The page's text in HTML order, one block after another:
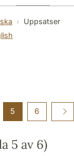
Institutionen
Uppsatser
5 6
5 av 6)